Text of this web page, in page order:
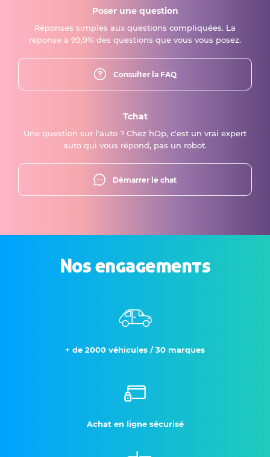
Poser une question
Réponses simples aux questions compliquées. La
réponse à 99,9% des questions que vous vous posez.
Consulter la FAQ
Tchat
Une question sur l'auto ? Chez hOp, c'est un vrai expert
auto qui vous répond, pas un robot.
Démarrer le chat
Nos engagements
+ de 2000 véhicules / 30 marques
Achat en ligne sécurisé